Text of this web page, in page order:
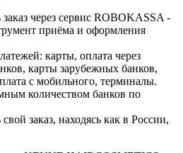
через сервис ROBOKASSA -
приёма и оформления
карты, оплата через
карты зарубежных банков,
с мобильного, терминалы.
количеством банков по
заказ, находясь как в России,